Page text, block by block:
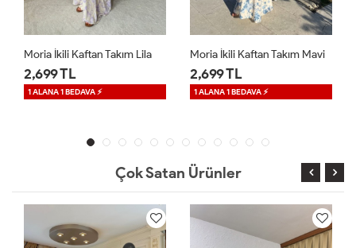
Moria İkili Kaftan Takım Mavi
2,699 TL
1 ALANA 1 BEDAVA ⚡
1,699 TL
Çok Satan Ürünler